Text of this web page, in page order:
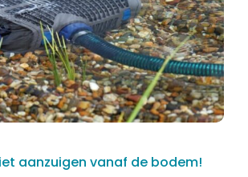
aanzuigen vanaf de bodem!